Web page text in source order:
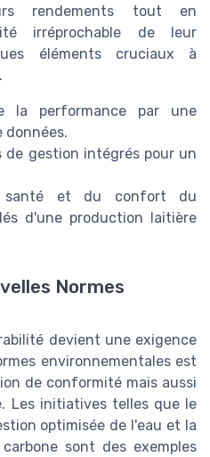
rendements tout en
irréprochable de leur
éléments cruciaux à
la performance par une
données.
de gestion intégrés pour un
santé et du confort du
d'une production laitière
Normes
devient une exigence
environnementales est
de conformité mais aussi
Les initiatives telles que le
optimisée de l'eau et la
sont des exemples